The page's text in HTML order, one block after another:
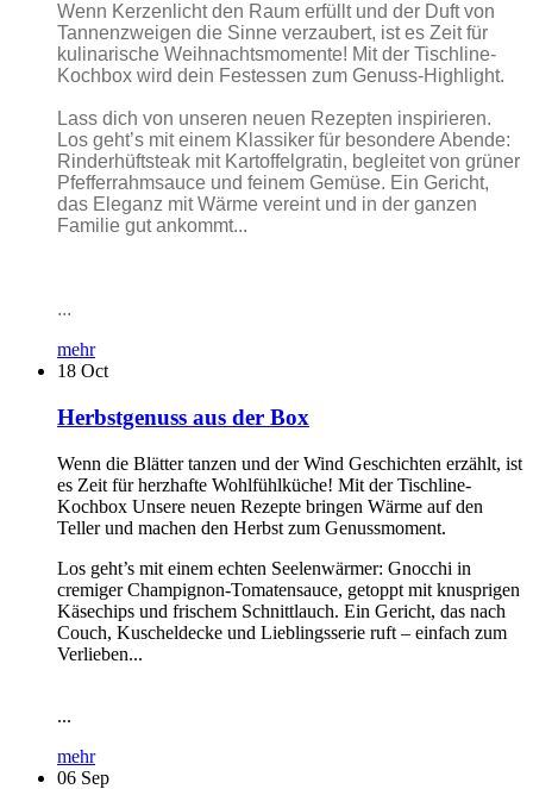
Wenn Kerzenlicht den Raum erfüllt und der Duft von
Tannenzweigen die Sinne verzaubert, ist es Zeit für
kulinarische Weihnachtsmomente! Mit der Tischline-
Kochbox wird dein Festessen zum Genuss-Highlight.
Lass dich von unseren neuen Rezepten inspirieren.
Los geht’s mit einem Klassiker für besondere Abende:
Rinderhüftsteak mit Kartoffelgratin, begleitet von grüner
Pfefferrahmsauce und feinem Gemüse. Ein Gericht,
das Eleganz mit Wärme vereint und in der ganzen
Familie gut ankommt...
...
mehr
18 Oct
Herbstgenuss aus der Box
Wenn die Blätter tanzen und der Wind Geschichten erzählt, ist
es Zeit für herzhafte Wohlfühlküche! Mit der Tischline-
Kochbox Unsere neuen Rezepte bringen Wärme auf den
Teller und machen den Herbst zum Genussmoment.
Los geht’s mit einem echten Seelenwärmer: Gnocchi in
cremiger Champignon-Tomatensauce, getoppt mit knusprigen
Käsechips und frischem Schnittlauch. Ein Gericht, das nach
Couch, Kuscheldecke und Lieblingsserie ruft – einfach zum
Verlieben...
...
mehr
06 Sep